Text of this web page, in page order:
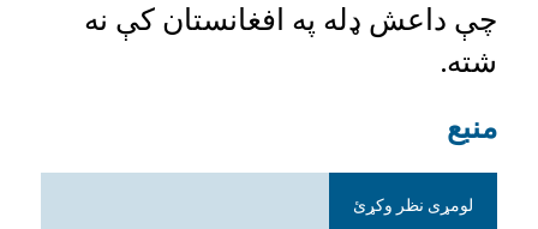
چې داعش ډله په افغانستان کې نه
شته.
منبع
لومړی نظر وکړئ